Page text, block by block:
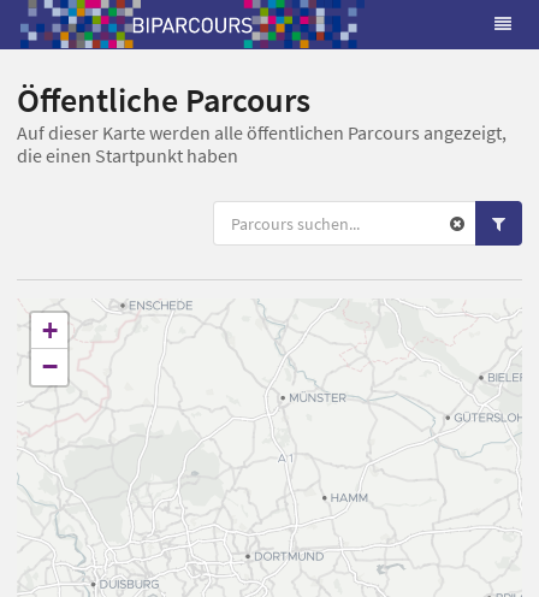
Öffentliche Parcours
Auf dieser Karte werden alle öffentlichen Parcours angezeigt,
die einen Startpunkt haben
+
−